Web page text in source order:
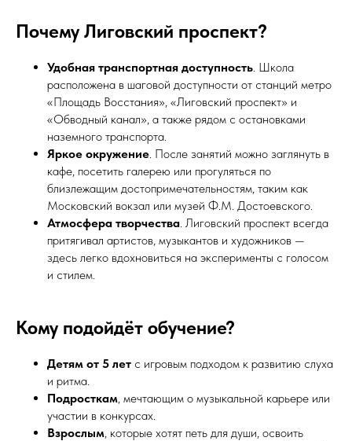
Почему Лиговский проспект?
Удобная транспортная доступность. Школа
расположена в шаговой доступности от станций метро
«Площадь Восстания», «Лиговский проспект» и
«Обводный канал», а также рядом с остановками
наземного транспорта.
Яркое окружение. После занятий можно заглянуть в
кафе, посетить галерею или прогуляться по
близлежащим достопримечательностям, таким как
Московский вокзал или музей Ф.М. Достоевского.
Атмосфера творчества. Лиговский проспект всегда
притягивал артистов, музыкантов и художников —
здесь легко вдохновиться на эксперименты с голосом
и стилем.
Кому подойдёт обучение?
Детям от 5 лет с игровым подходом к развитию слуха
и ритма.
Подросткам, мечтающим о музыкальной карьере или
участии в конкурсах.
Взрослым, которые хотят петь для души, освоить